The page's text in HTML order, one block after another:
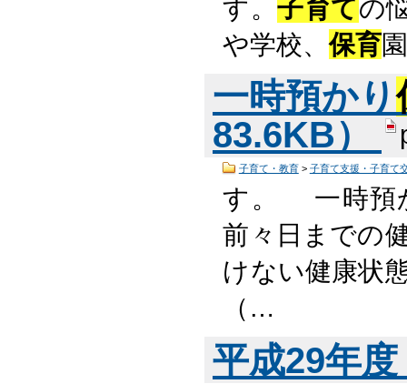
す。子育ての
や学校、保育
一時預かり
83.6KB）
子育て・教育> 子育て支援・子育て
す。 一時預
前々日までの
けない健康状
（…
平成29年度